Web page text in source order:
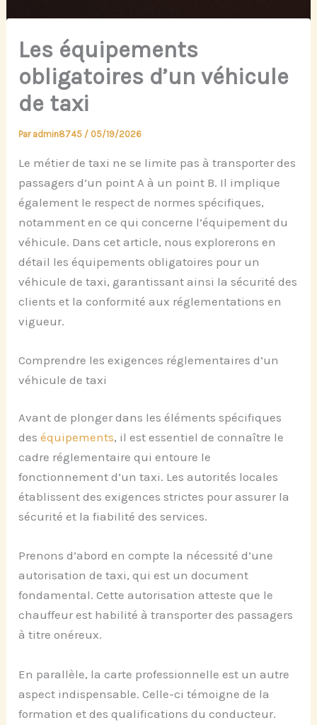
Les équipements
obligatoires d’un véhicule
de taxi
Par admin8745 / 05/19/2026
Le métier de taxi ne se limite pas à transporter des
passagers d’un point A à un point B. Il implique
également le respect de normes spécifiques,
notamment en ce qui concerne l’équipement du
véhicule. Dans cet article, nous explorerons en
détail les équipements obligatoires pour un
véhicule de taxi, garantissant ainsi la sécurité des
clients et la conformité aux réglementations en
vigueur.
Comprendre les exigences réglementaires d’un
véhicule de taxi
Avant de plonger dans les éléments spécifiques
deséquipements, il est essentiel de connaître le
cadre réglementaire qui entoure le
fonctionnement d’un taxi. Les autorités locales
établissent des exigences strictes pour assurer la
sécurité et la fiabilité des services.
Prenons d’abord en compte la nécessité d’une
autorisation de taxi, qui est un document
fondamental. Cette autorisation atteste que le
chauffeur est habilité à transporter des passagers
à titre onéreux.
En parallèle, la carte professionnelle est un autre
aspect indispensable. Celle-ci témoigne de la
formation et des qualifications du conducteur.